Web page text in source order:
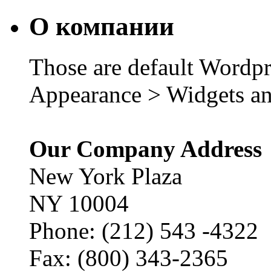
О компании
Those are default
Appearance > Widgets
Our Company Address
New York Plaza
NY 10004
Phone: (212) 543 -4322
Fax: (800) 343-2365